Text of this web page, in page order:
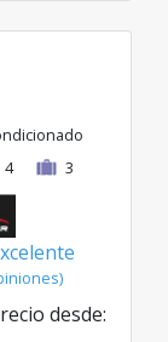
4 3
desde: